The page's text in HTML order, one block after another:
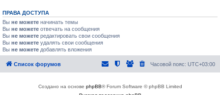
я
ПРАВА ДОСТУПА
Вы не можете начинать темы
Вы не можете отвечать на сообщения
Вы не можете редактировать свои сообщения
Вы не можете удалять свои сообщения
Вы не можете добавлять вложения
Список форумов Часовой пояс: UTC+03:00
Создано на основе phpBB® Forum Software © phpBB Limited